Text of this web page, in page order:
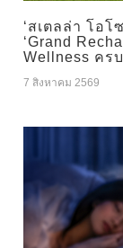
‘สเตลล่า โอ
‘Grand
Wellness คร
7 สิงหาคม 2569